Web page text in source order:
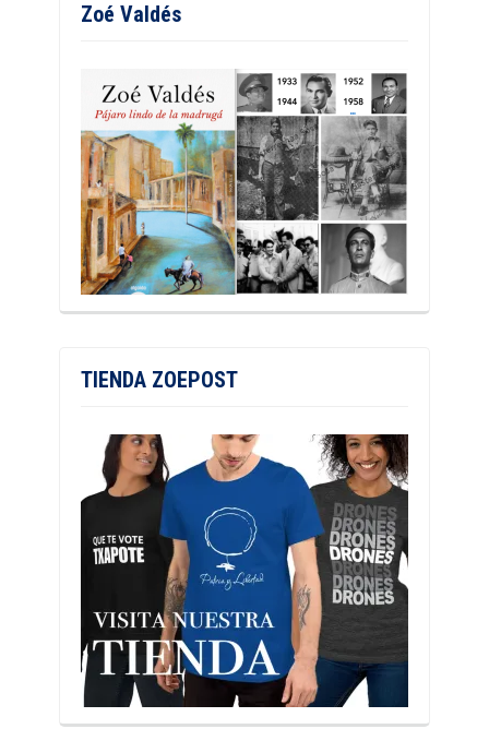
Zoé Valdés
TIENDA ZOEPOST